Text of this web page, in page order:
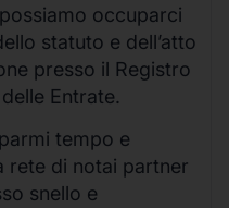
occuparci
statuto e dell’atto
presso il Registro
Entrate.
tempo e
rete di notai partner
snello e